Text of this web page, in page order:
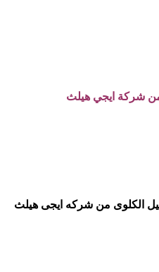
من شركة ايجي هيلث
الكلوى من شركه ايجى هيلث